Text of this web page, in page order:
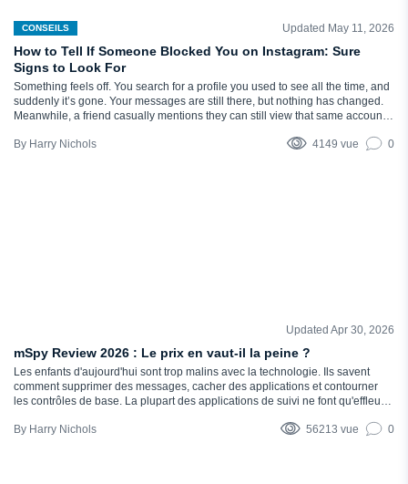
CONSEILS Updated May 11, 2026
How to Tell If Someone Blocked You on Instagram: Sure
Signs to Look For
Something feels off. You search for a profile you used to see all the time, and
suddenly it’s gone. Your messages are still there, but nothing has changed.
Meanwhile, a friend casually mentions they can still view that same account.
tricky part…
Harry Nichols 4149 vue 0
Updated Apr 30, 2026
mSpy Review 2026 : Le prix en vaut-il la peine ?
Les enfants d'aujourd'hui sont trop malins avec la technologie. Ils savent
comment supprimer des messages, cacher des applications et contourner
les contrôles de base. La plupart des applications de suivi ne font qu'effleurer
réellement - et c'est la raison pour laquelle vous avez besoin d'un logiciel de
Harry Nichols 56213 vue 0